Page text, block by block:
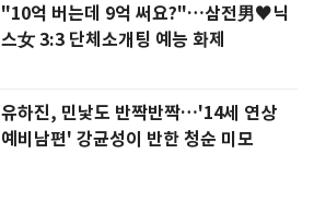
"10억 버는데 9억 써요?"…삼전男♥닉
스女 3:3 단체소개팅 예능 화제
유하진, 민낯도 반짝반짝…'14세 연상
예비남편' 강균성이 반한 청순 미모